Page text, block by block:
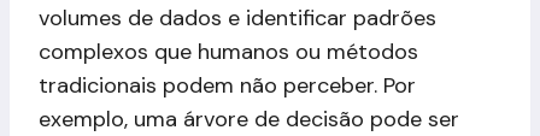
volumes de dados e identificar padrões
complexos que humanos ou métodos
tradicionais podem não perceber. Por
exemplo, uma árvore de decisão pode ser